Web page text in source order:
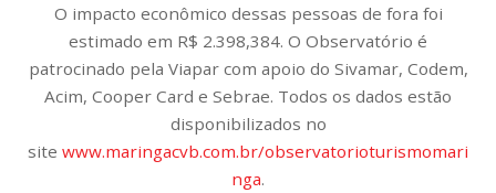
O impacto econômico dessas pessoas de fora foi
estimado em R$ 2.398,384. O Observatório é
patrocinado pela Viapar com apoio do Sivamar, Codem,
Acim, Cooper Card e Sebrae. Todos os dados estão
disponibilizados no
site www.maringacvb.com.br/observatorioturismomari
nga.